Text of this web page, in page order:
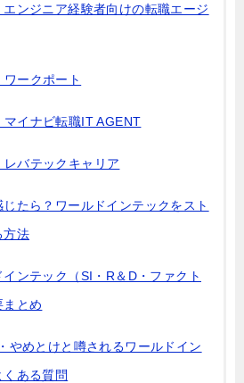
ンジニア経験者向けの転職エージ
ワークポート
マイナビ転職IT AGENT
レバテックキャリア
たら？ワールドインテックをスト
方法
ンテック（SI・R＆D・ファクト
まとめ
やめとけと噂されるワールドイン
ある質問